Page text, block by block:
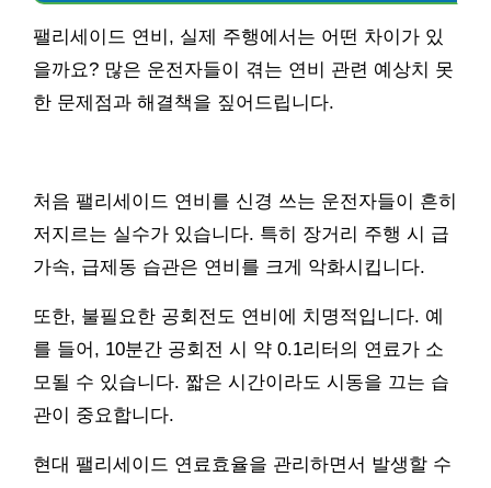
팰리세이드 연비, 실제 주행에서는 어떤 차이가 있
을까요? 많은 운전자들이 겪는 연비 관련 예상치 못
한 문제점과 해결책을 짚어드립니다.
처음 팰리세이드 연비를 신경 쓰는 운전자들이 흔히
저지르는 실수가 있습니다. 특히 장거리 주행 시 급
가속, 급제동 습관은 연비를 크게 악화시킵니다.
또한, 불필요한 공회전도 연비에 치명적입니다. 예
를 들어, 10분간 공회전 시 약 0.1리터의 연료가 소
모될 수 있습니다. 짧은 시간이라도 시동을 끄는 습
관이 중요합니다.
현대 팰리세이드 연료효율을 관리하면서 발생할 수